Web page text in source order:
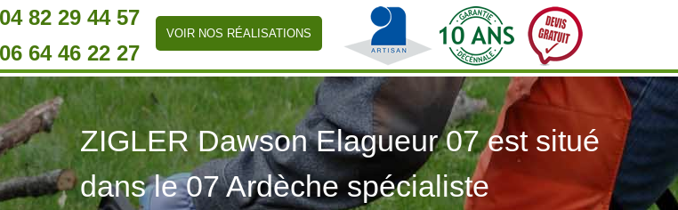
04 82 29 44 57
06 64 46 22 27
VOIR NOS RÉALISATIONS
ZIGLER Dawson Elagueur 07 est situé
dans le 07 Ardèche spécialiste